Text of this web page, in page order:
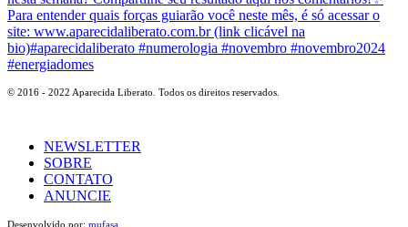
© 2016 - 2022 Aparecida Liberato. Todos os direitos reservados.
NEWSLETTER
SOBRE
CONTATO
ANUNCIE
Desenvolvido por: mufasa